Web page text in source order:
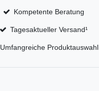
Kompetente Beratung
Tagesaktueller Versand¹
Umfangreiche Produktauswahl